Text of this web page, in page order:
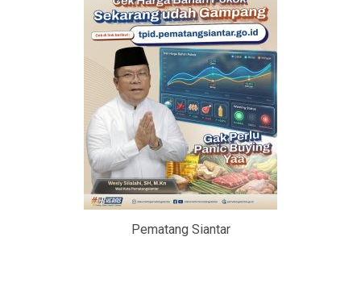
Pematang Siantar